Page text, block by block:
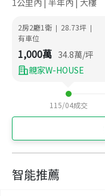
1公里內 | 半年內 | 大樓
2房2廳1衛 | 28.73坪 |
有車位
1,000萬 34.8萬/坪
親家W-HOUSE
115/04成交
智能推薦